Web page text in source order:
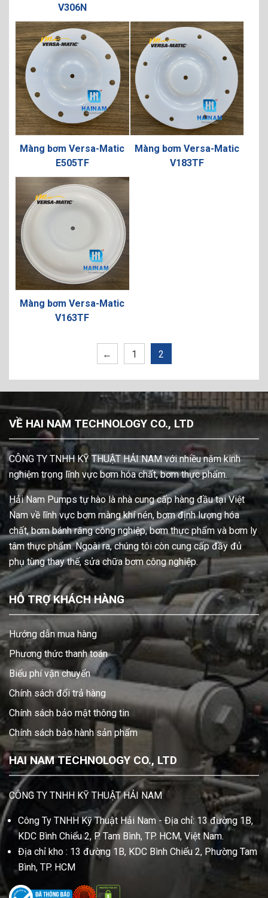
V306N
Màng bơm Versa-Matic
E505TF
Màng bơm Versa-Matic
V183TF
Màng bơm Versa-Matic
V163TF
← 1 2
VỀ HAI NAM TECHNOLOGY CO., LTD
CÔNG TY TNHH KỸ THUẬT HẢI NAM với nhiều năm kinh
nghiệm trong lĩnh vực bơm hóa chất, bơm thực phẩm.
Hải Nam Pumps tự hào là nhà cung cấp hàng đầu tại Việt
Nam về lĩnh vực bơm màng khí nén, bơm định lượng hóa
chất, bơm bánh răng công nghiệp, bơm thực phẩm và bơm ly
tâm thực phẩm. Ngoài ra, chúng tôi còn cung cấp đầy đủ
phụ tùng thay thế, sửa chữa bơm công nghiệp.
HỖ TRỢ KHÁCH HÀNG
Hướng dẫn mua hàng
Phương thức thanh toán
Biểu phí vận chuyển
Chính sách đổi trả hàng
Chính sách bảo mật thông tin
Chính sách bảo hành sản phẩm
HAI NAM TECHNOLOGY CO., LTD
CÔNG TY TNHH KỸ THUẬT HẢI NAM
Công Ty TNHH Kỹ Thuật Hải Nam - Địa chỉ: 13 đường 1B,
KDC Bình Chiểu 2, P. Tam Bình, TP. HCM, Việt Nam.
Địa chỉ kho : 13 đường 1B, KDC Bình Chiểu 2, Phường Tam
Bình, TP. HCM